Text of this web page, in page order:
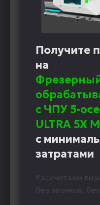
Получите
на
с ЧПУ 5-
ULTRA 5X
с
затратами
Рассчитаем
без звонков,